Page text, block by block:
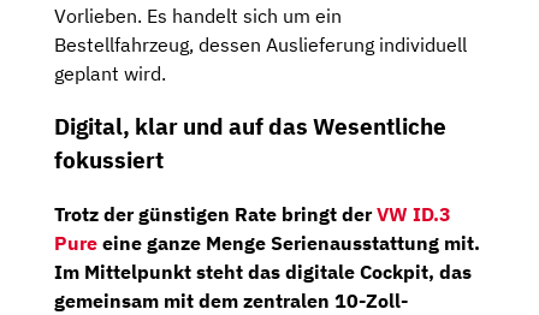
Vorlieben. Es handelt sich um ein
Bestellfahrzeug, dessen Auslieferung individuell
geplant wird.
Digital, klar und auf das Wesentliche
fokussiert
Trotz der günstigen Rate bringt derVW ID.3
Pure eine ganze Menge Serienausstattung mit.
Im Mittelpunkt steht das digitale Cockpit, das
gemeinsam mit dem zentralen 10-Zoll-